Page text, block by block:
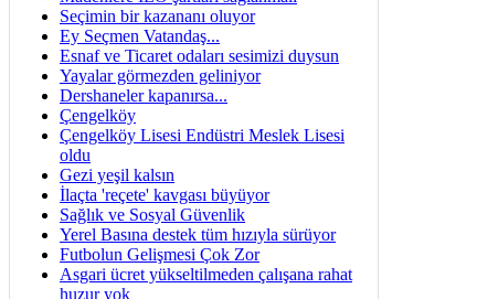
Seçimin bir kazananı oluyor
Ey Seçmen Vatandaş...
Esnaf ve Ticaret odaları sesimizi duysun
Yayalar görmezden geliniyor
Dershaneler kapanırsa...
Çengelköy
Çengelköy Lisesi Endüstri Meslek Lisesi
oldu
Gezi yeşil kalsın
İlaçta 'reçete' kavgası büyüyor
Sağlık ve Sosyal Güvenlik
Yerel Basına destek tüm hızıyla sürüyor
Futbolun Gelişmesi Çok Zor
Asgari ücret yükseltilmeden çalışana rahat
huzur yok